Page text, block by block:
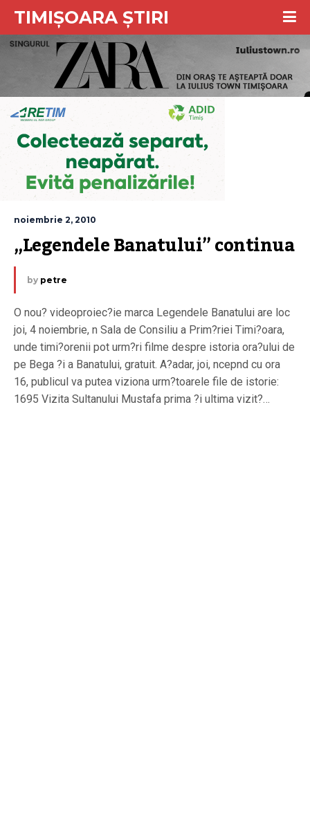
TIMIȘOARA ȘTIRI
noiembrie 2, 2010
„Legendele Banatului” continua
by petre
O nou? videoproiec?ie marca Legendele Banatului are loc
joi, 4 noiembrie, n Sala de Consiliu a Prim?riei Timi?oara,
unde timi?orenii pot urm?ri filme despre istoria ora?ului de
pe Bega ?i a Banatului, gratuit. A?adar, joi, ncepnd cu ora
16, publicul va putea viziona urm?toarele file de istorie:
1695 Vizita Sultanului Mustafa prima ?i ultima vizit?…